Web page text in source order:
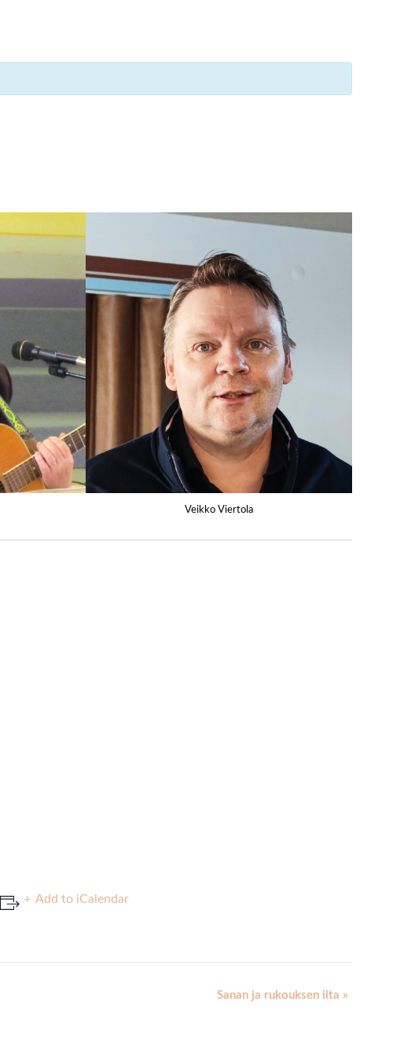
Veikko Viertola
Add to iCalendar
Sanan ja rukouksen ilta »